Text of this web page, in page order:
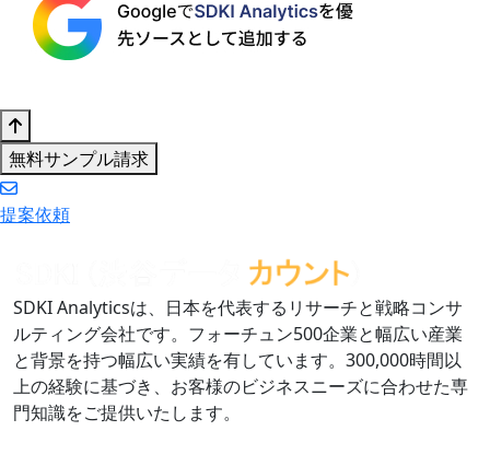
無料サンプル請求
提案依頼
SDKI Analyticsは、日本を代表するリサーチと戦略コンサ
ルティング会社です。フォーチュン500企業と幅広い産業
と背景を持つ幅広い実績を有しています。300,000時間以
上の経験に基づき、お客様のビジネスニーズに合わせた専
門知識をご提供いたします。